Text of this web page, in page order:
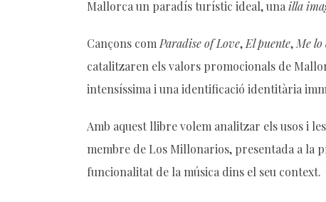
Mallorca un paradís turístic ideal, una illa
Cançons com Paradise of Love, El puente, Me lo
catalitzaren els valors promocionals de
intensíssima i una identificació identitària
Amb aquest llibre volem analitzar els usos i
membre de Los Millonarios, presentada a la
funcionalitat de la música dins el seu context.